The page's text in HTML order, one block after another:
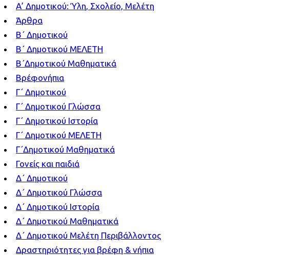
Α’ Δημοτικού: Ύλη, Σχολείο, Μελέτη
Άρθρα
Β΄ Δημοτικού
Β΄ Δημοτικού ΜΕΛΕΤΗ
Β΄Δημοτικού Μαθηματικά
Βρέφονήπια
Γ΄ Δημοτικού
Γ΄ Δημοτικού Γλώσσα
Γ΄ Δημοτικού Ιστορία
Γ΄ Δημοτικού ΜΕΛΕΤΗ
Γ΄Δημοτικού Μαθηματικά
Γονείς και παιδιά
Δ΄ Δημοτικού
Δ΄ Δημοτικού Γλώσσα
Δ΄ Δημοτικού Ιστορία
Δ΄ Δημοτικού Μαθηματικά
Δ΄ Δημοτικού Μελέτη Περιβάλλοντος
Δραστηριότητες για βρέφη & νήπια